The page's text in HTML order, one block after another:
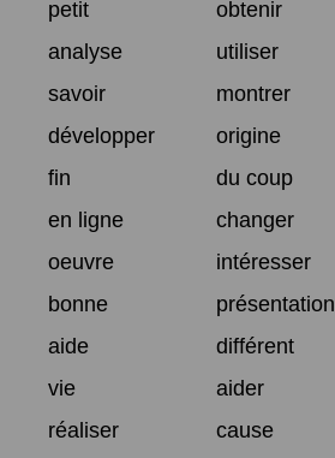
petit
obtenir
analyse
utiliser
savoir
montrer
développer
origine
fin
du coup
en ligne
changer
oeuvre
intéresser
bonne
présentation
aide
différent
vie
aider
réaliser
cause